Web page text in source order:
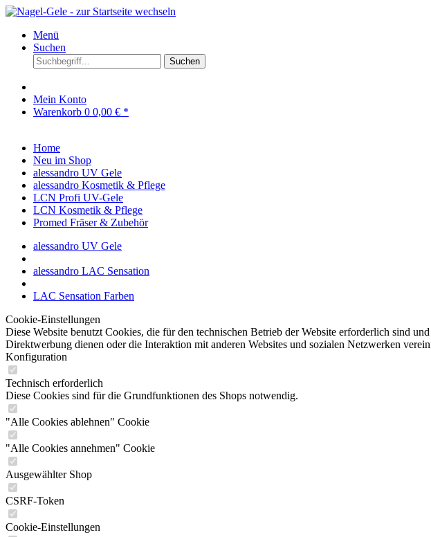
Menü
Suchen
Suchen
Mein Konto
Warenkorb 0 0,00 € *
Home
Neu im Shop
alessandro UV Gele
alessandro Kosmetik & Pflege
LCN Profi UV-Gele
LCN Kosmetik & Pflege
Promed Fräser & Zubehör
alessandro UV Gele
alessandro LAC Sensation
LAC Sensation Farben
Cookie-Einstellungen
Diese Website benutzt Cookies, die für den technischen Betrieb der Website erforderlich sind
Direktwerbung dienen oder die Interaktion mit anderen Websites und sozialen Netzwerken
Konfiguration
Technisch erforderlich
Diese Cookies sind für die Grundfunktionen des Shops notwendig.
"Alle Cookies ablehnen" Cookie
"Alle Cookies annehmen" Cookie
Ausgewählter Shop
CSRF-Token
Cookie-Einstellungen